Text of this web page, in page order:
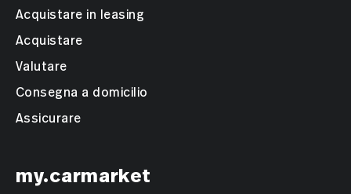
Acquistare in leasing
Acquistare
Valutare
Consegna a domicilio
Assicurare
my.carmarket